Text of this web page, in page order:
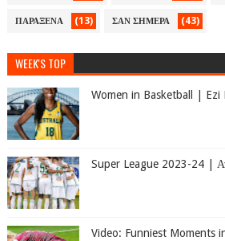
ΠΑΡΑΞΕΝΑ (13) ΣΑΝ ΣΗΜΕΡΑ (43)
WEEK'S TOP
Women in Basketball |
Super League 2023-24 |
Video: Funniest Moments